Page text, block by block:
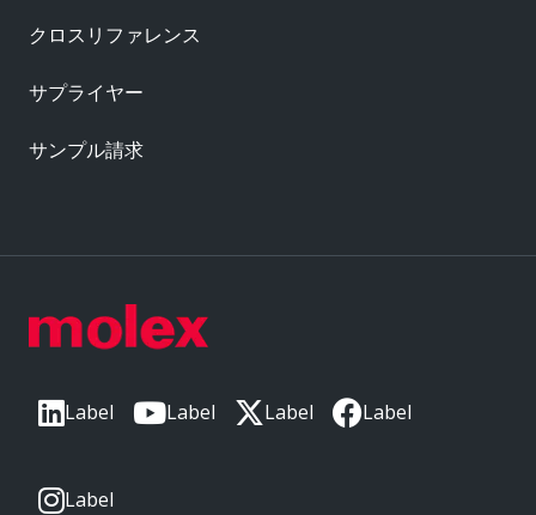
Label Label Label Label
Label
クロスリファレンス
サプライヤー
サンプル請求